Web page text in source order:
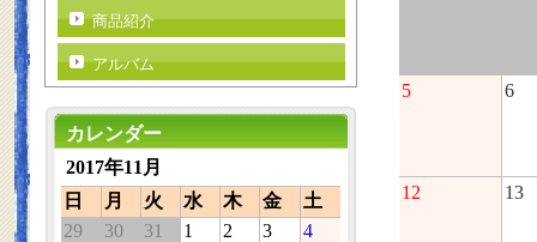
5 6
12 13
商品紹介
アルバム
カレンダー
2017年11月
日
月 火 水 木 金
土
29
30 31 1 2 3
4